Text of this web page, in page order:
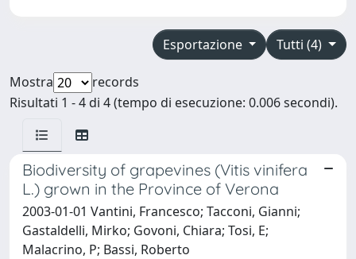
Tutti (4)
Esportazione
Mostra
records
Risultati 1 - 4 di 4 (tempo di esecuzione: 0.006 secondi).
Biodiversity of grapevines (Vitis vinifera
L.) grown in the Province of Verona
2003-01-01 Vantini, Francesco; Tacconi, Gianni;
Gastaldelli, Mirko; Govoni, Chiara; Tosi, E;
Malacrino, P; Bassi, Roberto